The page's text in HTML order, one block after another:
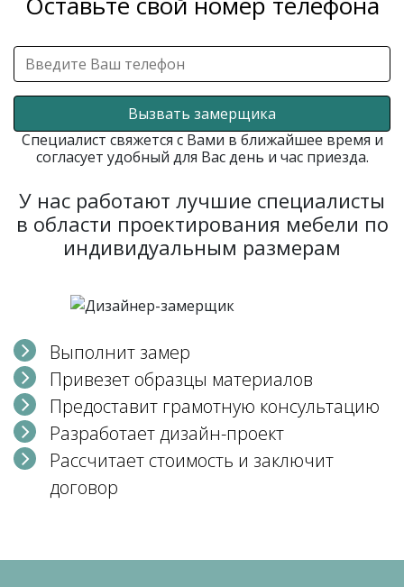
Вызвать замерщика
Специалист свяжется с Вами в ближайшее время и
согласует удобный для Вас день и час приезда.
У нас работают лучшие специалисты
в области проектирования мебели по
индивидуальным размерам
Выполнит замер
Привезет образцы материалов
Предоставит грамотную консультацию
Разработает дизайн-проект
Рассчитает стоимость и заключит
договор